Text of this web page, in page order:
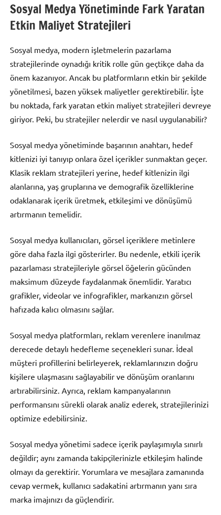
Sosyal Medya Yönetiminde Fark Yaratan
Etkin Maliyet Stratejileri
Sosyal medya, modern işletmelerin pazarlama
stratejilerinde oynadığı kritik rolle gün geçtikçe daha da
önem kazanıyor. Ancak bu platformların etkin bir şekilde
yönetilmesi, bazen yüksek maliyetler gerektirebilir. İşte
bu noktada, fark yaratan etkin maliyet stratejileri devreye
giriyor. Peki, bu stratejiler nelerdir ve nasıl uygulanabilir?
Sosyal medya yönetiminde başarının anahtarı, hedef
kitlenizi iyi tanıyıp onlara özel içerikler sunmaktan geçer.
Klasik reklam stratejileri yerine, hedef kitlenizin ilgi
alanlarına, yaş gruplarına ve demografik özelliklerine
odaklanarak içerik üretmek, etkileşimi ve dönüşümü
artırmanın temelidir.
Sosyal medya kullanıcıları, görsel içeriklere metinlere
göre daha fazla ilgi gösterirler. Bu nedenle, etkili içerik
pazarlaması stratejileriyle görsel öğelerin gücünden
maksimum düzeyde faydalanmak önemlidir. Yaratıcı
grafikler, videolar ve infografikler, markanızın görsel
hafızada kalıcı olmasını sağlar.
Sosyal medya platformları, reklam verenlere inanılmaz
derecede detaylı hedefleme seçenekleri sunar. İdeal
müşteri profillerini belirleyerek, reklamlarınızın doğru
kişilere ulaşmasını sağlayabilir ve dönüşüm oranlarını
artırabilirsiniz. Ayrıca, reklam kampanyalarının
performansını sürekli olarak analiz ederek, stratejilerinizi
optimize edebilirsiniz.
Sosyal medya yönetimi sadece içerik paylaşımıyla sınırlı
değildir; aynı zamanda takipçilerinizle etkileşim halinde
olmayı da gerektirir. Yorumlara ve mesajlara zamanında
cevap vermek, kullanıcı sadakatini artırmanın yanı sıra
marka imajınızı da güçlendirir.